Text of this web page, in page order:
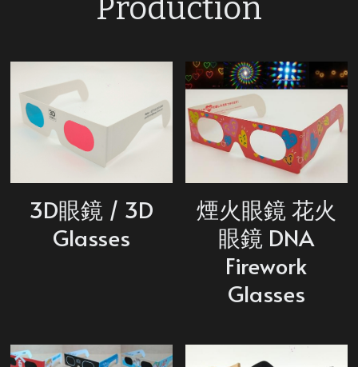
Production
3D眼鏡 / 3D
Glasses
煙火眼鏡 花火
眼鏡 DNA
Firework
Glasses